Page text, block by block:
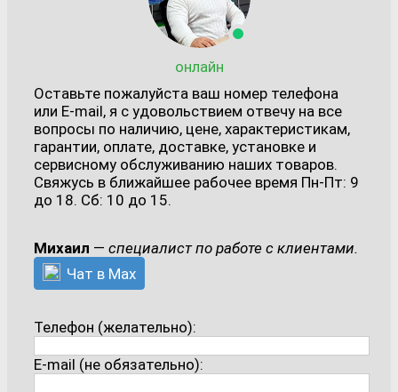
онлайн
Оставьте пожалуйста ваш номер телефона
или E-mail, я с удовольствием отвечу на все
вопросы по наличию, цене, характеристикам,
гарантии, оплате, доставке, установке и
сервисному обслуживанию наших товаров.
Свяжусь в ближайшее рабочее время Пн-Пт: 9
до 18. Сб: 10 до 15.
Михаил — специалист по работе с клиентами.
Чат в Max
Телефон (желательно):
E-mail (не обязательно):